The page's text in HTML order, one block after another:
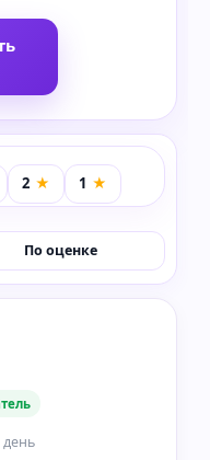
По оценке
день